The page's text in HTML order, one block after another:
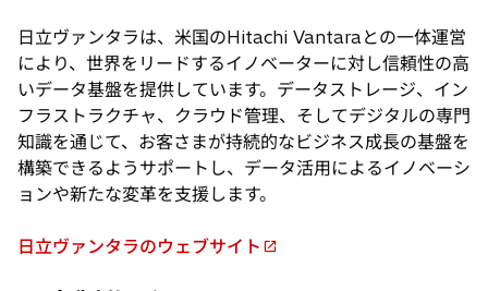
日立ヴァンタラは、米国のHitachi Vantaraとの一体運営
により、世界をリードするイノベーターに対し信頼性の高
いデータ基盤を提供しています。データストレージ、イン
フラストラクチャ、クラウド管理、そしてデジタルの専門
知識を通じて、お客さまが持続的なビジネス成長の基盤を
構築できるようサポートし、データ活用によるイノベーシ
ョンや新たな変革を支援します。
日立ヴァンタラのウェブサイト
新